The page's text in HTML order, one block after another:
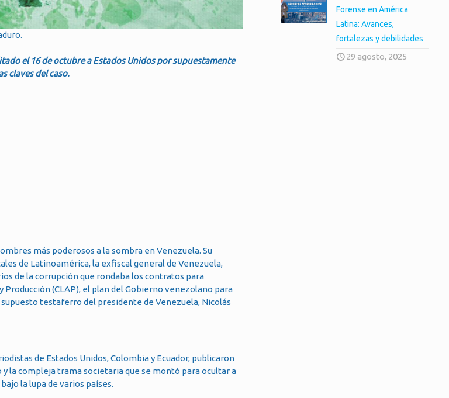
el 16 de octubre a Estados Unidos por supuestamente
claves del caso.
más poderosos a la sombra en Venezuela. Su
de Latinoamérica, la exfiscal general de Venezuela,
de la corrupción que rondaba los contratos para
(CLAP), el plan del Gobierno venezolano para
testaferro del presidente de Venezuela, Nicolás
de Estados Unidos, Colombia y Ecuador, publicaron
la compleja trama societaria que se montó para ocultar a
la lupa de varios países.
Forense en América
Latina: Avances,
fortalezas y debilidades
29 agosto, 2025